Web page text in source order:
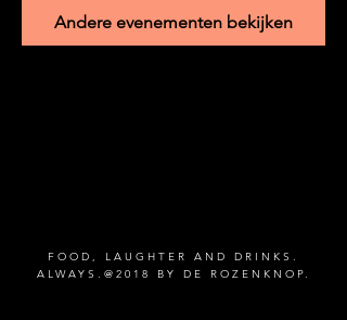
Andere evenementen bekijken
FOOD, LAUGHTER AND DRINKS.
ALWAYS.@2018 BY DE ROZENKNOP.